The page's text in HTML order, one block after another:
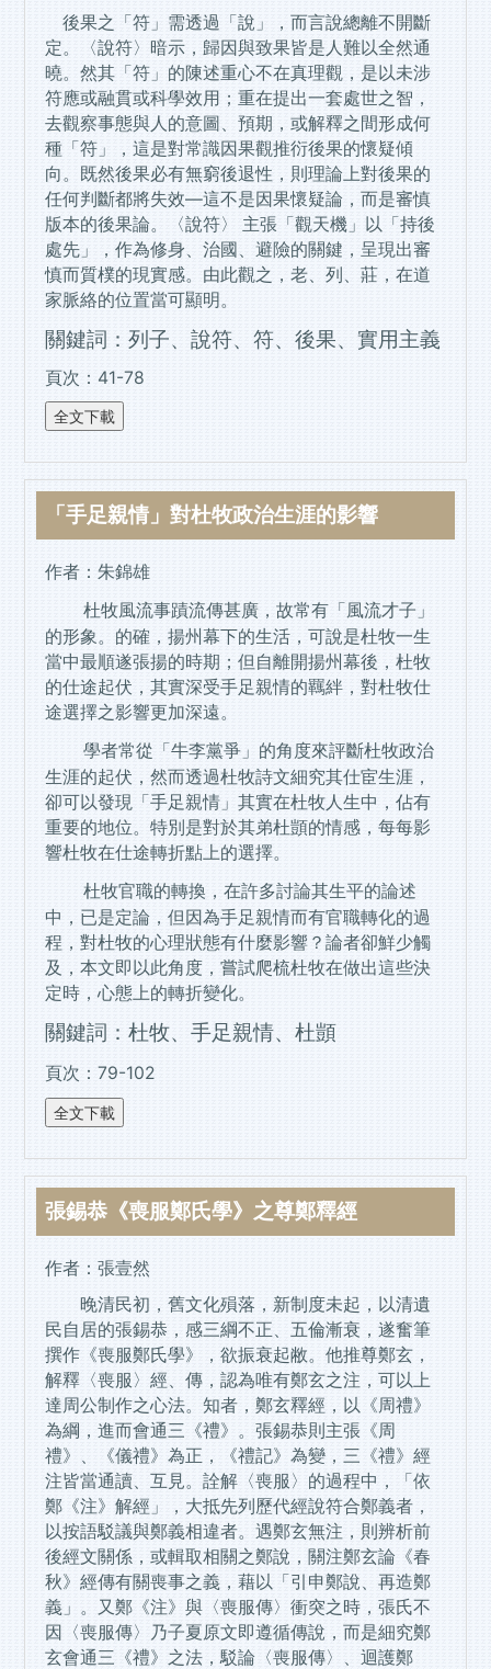
後果之「符」需透過「說」，而言說總離不開斷
定。〈說符〉暗示，歸因與致果皆是人難以全然通
曉。然其「符」的陳述重心不在真理觀，是以未涉
符應或融貫或科學效用；重在提出一套處世之智，
去觀察事態與人的意圖、預期，或解釋之間形成何
種「符」，這是對常識因果觀推衍後果的懷疑傾
向。既然後果必有無窮後退性，則理論上對後果的
任何判斷都將失效―這不是因果懷疑論，而是審慎
版本的後果論。〈說符〉 主張「觀天機」以「持後
處先」，作為修身、治國、避險的關鍵，呈現出審
慎而質樸的現實感。由此觀之，老、列、莊，在道
家脈絡的位置當可顯明。
關鍵詞：列子、說符、符、後果、實用主義
頁次：41-78
「手足親情」對杜牧政治生涯的影響
作者：朱錦雄
杜牧風流事蹟流傳甚廣，故常有「風流才子」
的形象。的確，揚州幕下的生活，可說是杜牧一生
當中最順遂張揚的時期；但自離開揚州幕後，杜牧
的仕途起伏，其實深受手足親情的羈絆，對杜牧仕
途選擇之影響更加深遠。
學者常從「牛李黨爭」的角度來評斷杜牧政治
生涯的起伏，然而透過杜牧詩文細究其仕宦生涯，
卻可以發現「手足親情」其實在杜牧人生中，佔有
重要的地位。特別是對於其弟杜顗的情感，每每影
響杜牧在仕途轉折點上的選擇。
杜牧官職的轉換，在許多討論其生平的論述
中，已是定論，但因為手足親情而有官職轉化的過
程，對杜牧的心理狀態有什麼影響？論者卻鮮少觸
及，本文即以此角度，嘗試爬梳杜牧在做出這些決
定時，心態上的轉折變化。
關鍵詞：杜牧、手足親情、杜顗
頁次：79-102
張錫恭《喪服鄭氏學》之尊鄭釋經
作者：張壹然
晚清民初，舊文化殞落，新制度未起，以清遺
民自居的張錫恭，感三綱不正、五倫漸衰，遂奮筆
撰作《喪服鄭氏學》，欲振衰起敝。他推尊鄭玄，
解釋〈喪服〉經、傳，認為唯有鄭玄之注，可以上
達周公制作之心法。知者，鄭玄釋經，以《周禮》
為綱，進而會通三《禮》。張錫恭則主張《周
禮》、《儀禮》為正，《禮記》為變，三《禮》經
注皆當通讀、互見。詮解〈喪服〉的過程中，「依
鄭《注》解經」，大抵先列歷代經說符合鄭義者，
以按語駁議與鄭義相違者。遇鄭玄無注，則辨析前
後經文關係，或輯取相關之鄭說，關注鄭玄論《春
秋》經傳有關喪事之義，藉以「引申鄭說、再造鄭
義」。又鄭《注》與〈喪服傳〉衝突之時，張氏不
因〈喪服傳〉乃子夏原文即遵循傳說，而是細究鄭
玄會通三《禮》之法，駁論〈喪服傳〉、迴護鄭